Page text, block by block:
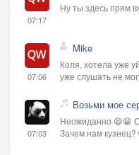
07:17
Ну ты здесь прям
07:06
Mike
Коля, хотела уже
уже слушать не
07:03
Возьми мое
Неожиданно 😄😁
Зачем нам кузнец?